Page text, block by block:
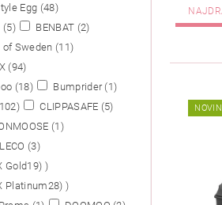
Egg (48)
(5) BENBAT (2)
of Sweden (11)
(94)
(18) Bumprider (1)
CLIPPASAFE (5)
(1)
(3)
(19)
(28)